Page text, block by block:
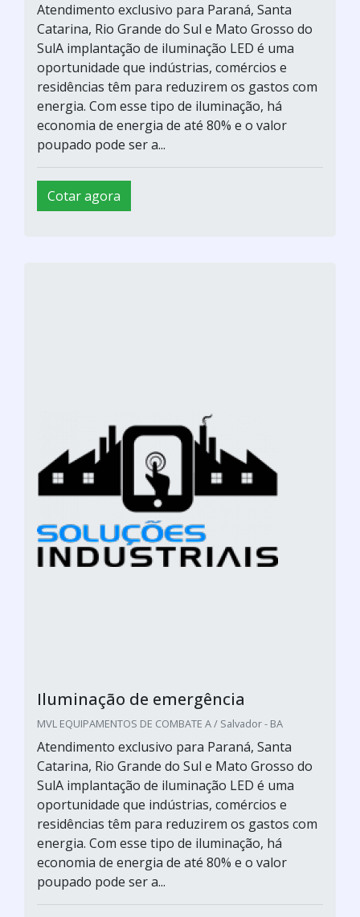
Atendimento exclusivo para Paraná, Santa
Catarina, Rio Grande do Sul e Mato Grosso do
SulA implantação de iluminação LED é uma
oportunidade que indústrias, comércios e
residências têm para reduzirem os gastos com
energia. Com esse tipo de iluminação, há
economia de energia de até 80% e o valor
poupado pode ser a...
Cotar agora
Iluminação de emergência
MVL EQUIPAMENTOS DE COMBATE A / Salvador - BA
Atendimento exclusivo para Paraná, Santa
Catarina, Rio Grande do Sul e Mato Grosso do
SulA implantação de iluminação LED é uma
oportunidade que indústrias, comércios e
residências têm para reduzirem os gastos com
energia. Com esse tipo de iluminação, há
economia de energia de até 80% e o valor
poupado pode ser a...